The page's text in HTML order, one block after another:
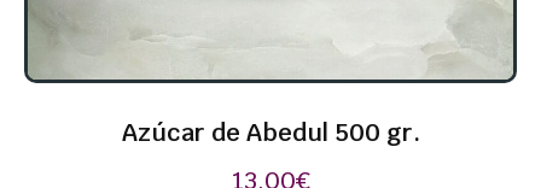
Azúcar de Abedul 500 gr.
13,00€